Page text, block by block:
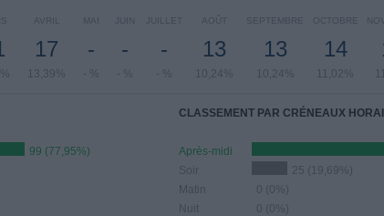
AVRIL
17
13,39%
MAI
-
- %
JUIN
-
- %
JUILLET
-
- %
AOÛT
13
10,24%
SEPTEMBRE
13
10,24%
OCTOBRE
14
11,02%
99 (77,95%)
CLASSEMENT PAR CRÉNEAUX
Après-midi
Soir
25 (19,69%)
Matin
0 (0%)
Nuit
0 (0%)